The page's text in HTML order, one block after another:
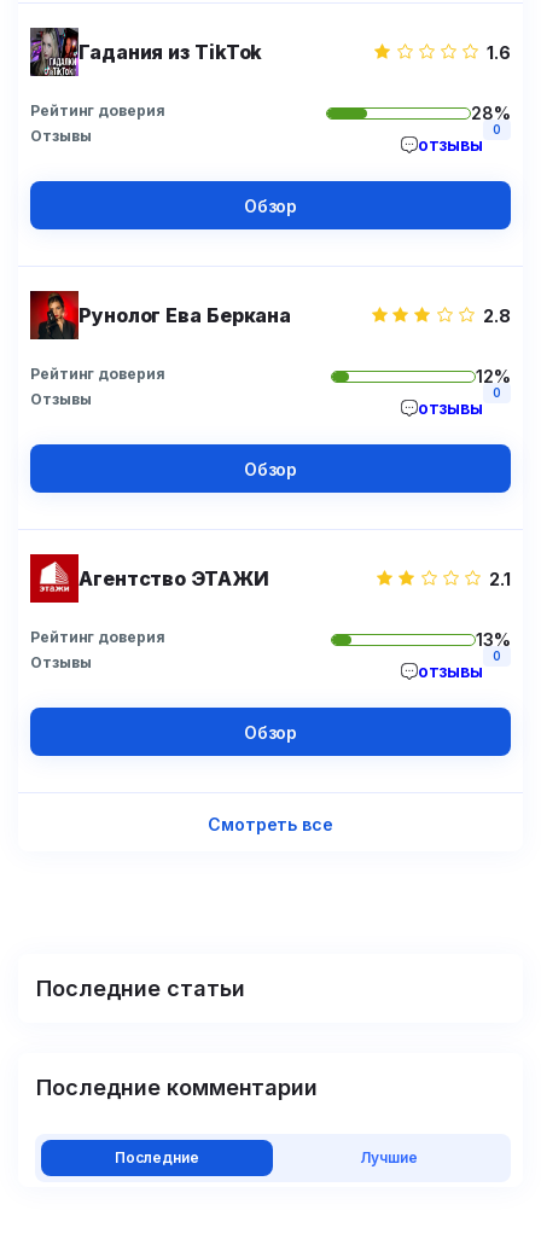
Гадания из TikTok 1.6
Рейтинг доверия 28%
Отзывы отзывы
0
Обзор
Рунолог Ева Беркана 2.8
Рейтинг доверия 12%
Отзывы отзывы
0
Обзор
Агентство ЭТАЖИ 2.1
Рейтинг доверия 13%
Отзывы отзывы
0
Обзор
Смотреть все
Последние статьи
Последние комментарии
Последние Лучшие